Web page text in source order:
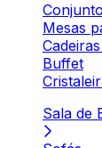
Mesas
Buffet
Sala de